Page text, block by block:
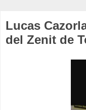
Lucas
del Zenit de